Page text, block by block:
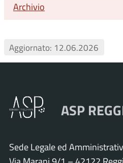
Archivio
Aggiornato: 12.06.2026
ASP
Sede Legale ed